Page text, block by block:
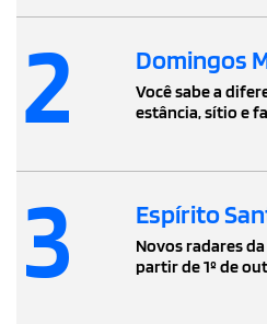
2 Domingos
Você sabe a
estância, sítio e
3 Espírito
Novos radares
partir de 1º de